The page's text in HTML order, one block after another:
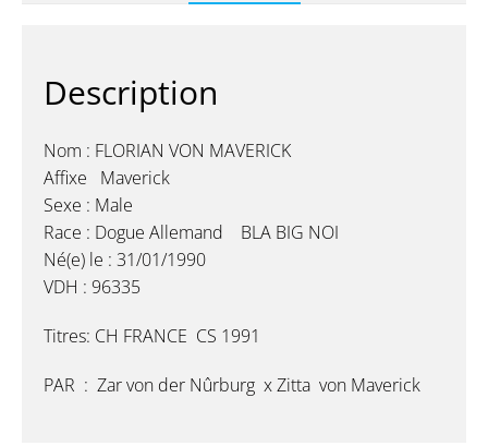
Description
Nom : FLORIAN VON MAVERICK
Affixe Maverick
Sexe : Male
Race : Dogue Allemand BLA BIG NOI
Né(e) le : 31/01/1990
VDH : 96335
Titres: CH FRANCE CS 1991
PAR : Zar von der Nûrburg x Zitta von Maverick